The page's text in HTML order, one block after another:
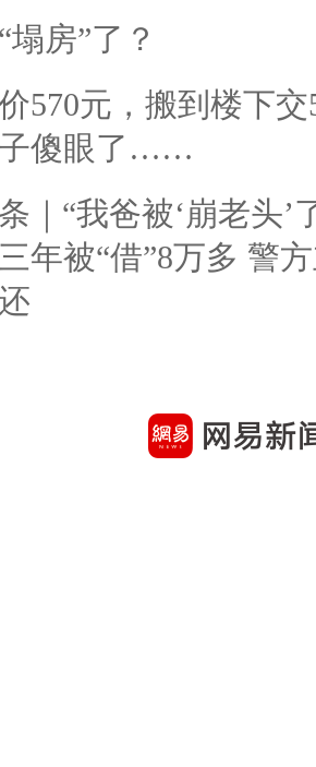
塌房”了？
570元，搬到楼下
傻眼了……
｜“我爸被‘崩老头’
年被“借”8万多 警